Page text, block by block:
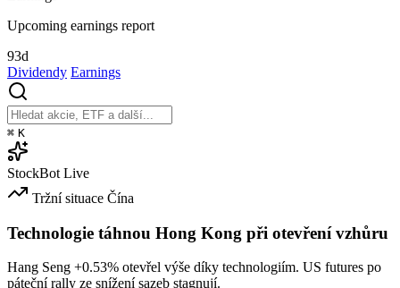
Upcoming earnings report
93d
Dividendy Earnings
⌘ K
StockBot Live
Tržní situace Čína
Technologie táhnou Hong Kong při otevření vzhůru
Hang Seng +0.53% otevřel výše díky technologiím. US futures po
páteční rally ze snížení sazeb stagnují.